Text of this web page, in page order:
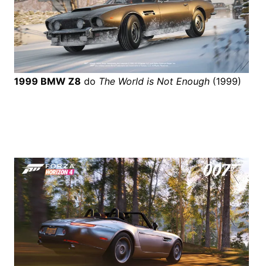
1999 BMW Z8 do The World is Not Enough(1999)